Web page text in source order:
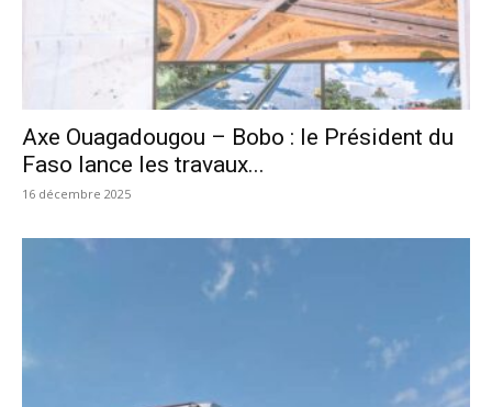
Axe Ouagadougou – Bobo : le Président du
Faso lance les travaux...
16 décembre 2025